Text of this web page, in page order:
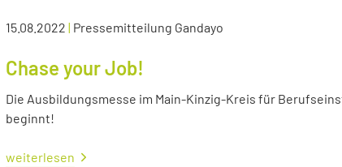
15.08.2022 | Pressemitteilung Gandayo
Chase your Job!
Die Ausbildungsmesse im Main-Kinzig-Kreis für
beginnt!
weiterlesen